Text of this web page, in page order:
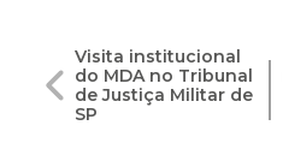
Navegação
de
Visita institucional
do MDA no Tribunal
de Justiça Militar de
SP